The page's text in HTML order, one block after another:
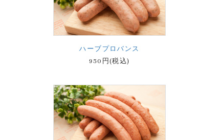
ハーブプロバンス
950円(税込)